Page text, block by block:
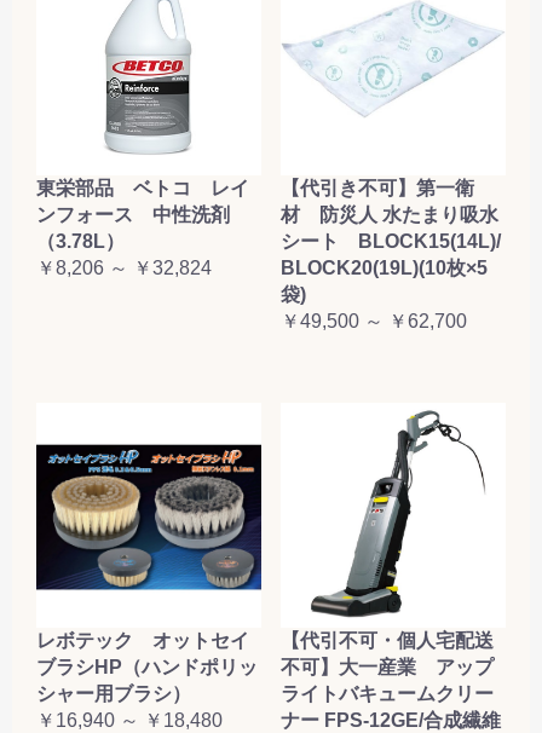
東栄部品 ベトコ レイ
ンフォース 中性洗剤
（3.78L）
￥8,206 ～ ￥32,824
【代引き不可】第一衛
材 防災人 水たまり吸水
シート BLOCK15(14L)/
BLOCK20(19L)(10枚×5
袋)
￥49,500 ～ ￥62,700
レボテック オットセイ
ブラシHP（ハンドポリッ
シャー用ブラシ）
￥16,940 ～ ￥18,480
【代引不可・個人宅配送
不可】大一産業 アップ
ライトバキュームクリー
ナー FPS-12GE/合成繊維